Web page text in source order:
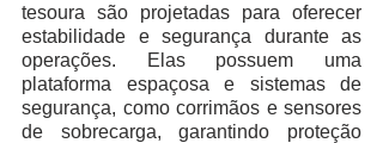
tesoura são projetadas para oferecer
estabilidade e segurança durante as
operações. Elas possuem uma
plataforma espaçosa e sistemas de
segurança, como corrimãos e sensores
de sobrecarga, garantindo proteção